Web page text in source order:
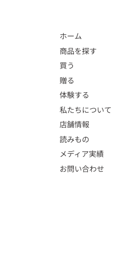
ホーム
商品を探す
買う
贈る
体験する
私たちについて
店舗情報
読みもの
メディア実績
お問い合わせ